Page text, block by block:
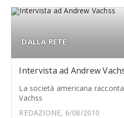
DALLA RETE
Intervista ad Andrew
La società americana
Vachss
REDAZIONE, 6/08/2010